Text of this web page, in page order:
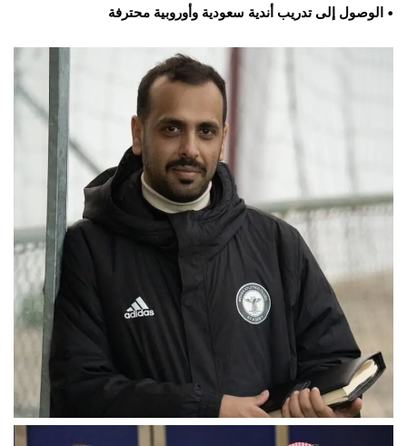
• الوصول إلى تدريب أندية سعودية وأوروبية محترفة